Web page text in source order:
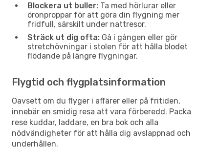
Blockera ut buller: Ta med hörlurar eller
öronproppar för att göra din flygning mer
fridfull, särskilt under nattresor.
Sträck ut dig ofta: Gå i gången eller gör
stretchövningar i stolen för att hålla blodet
flödande på längre flygningar.
Flygtid och flygplatsinformation
Oavsett om du flyger i affärer eller på fritiden,
innebär en smidig resa att vara förberedd. Packa
rese kuddar, laddare, en bra bok och alla
nödvändigheter för att hålla dig avslappnad och
underhållen.